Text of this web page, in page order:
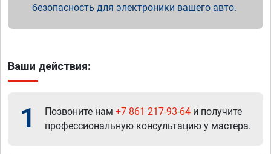
безопасность для электроники вашего авто.
Ваши действия:
1 Позвоните нам +7 861 217-93-64 и получите
профессиональную консультацию у мастера.